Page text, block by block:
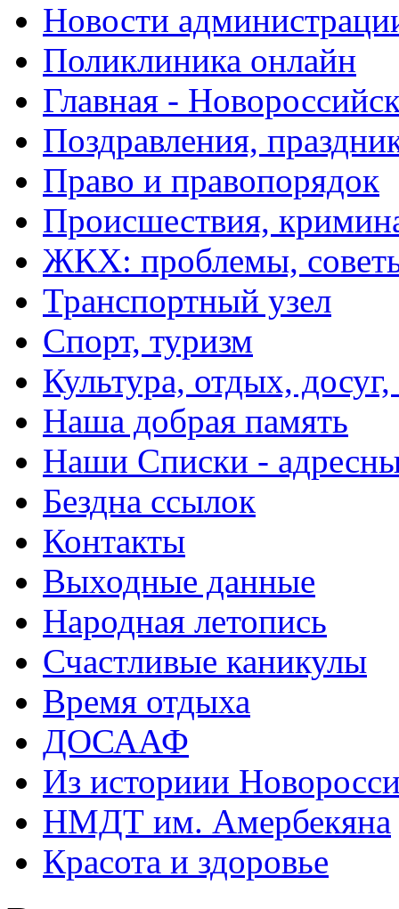
Новости
Поликлиника онлайн
Главная -
Поздравления,
Право и правопорядок
Происшествия,
ЖКХ: проблемы,
Транспортный узел
Спорт, туризм
Культура, отдых,
Наша добрая память
Наши Списки -
Бездна ссылок
Контакты
Выходные данные
Народная летопись
Счастливые каникулы
Время отдыха
ДОСААФ
Из историии
НМДТ им. Амербекяна
Красота и здоровье